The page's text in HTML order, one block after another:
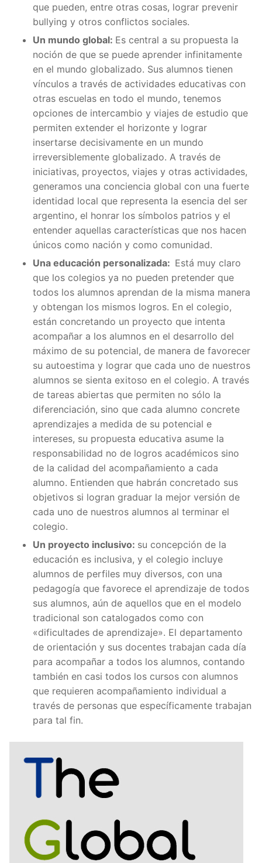
que pueden, entre otras cosas, lograr prevenir
bullying y otros conflictos sociales.
Un mundo global: Es central a su propuesta la
noción de que se puede aprender infinitamente
en el mundo globalizado. Sus alumnos tienen
vínculos a través de actividades educativas con
otras escuelas en todo el mundo, tenemos
opciones de intercambio y viajes de estudio que
permiten extender el horizonte y lograr
insertarse decisivamente en un mundo
irreversiblemente globalizado. A través de
iniciativas, proyectos, viajes y otras actividades,
generamos una conciencia global con una fuerte
identidad local que representa la esencia del ser
argentino, el honrar los símbolos patrios y el
entender aquellas características que nos hacen
únicos como nación y como comunidad.
Una educación personalizada: Está muy claro
que los colegios ya no pueden pretender que
todos los alumnos aprendan de la misma manera
y obtengan los mismos logros. En el colegio,
están concretando un proyecto que intenta
acompañar a los alumnos en el desarrollo del
máximo de su potencial, de manera de favorecer
su autoestima y lograr que cada uno de nuestros
alumnos se sienta exitoso en el colegio. A través
de tareas abiertas que permiten no sólo la
diferenciación, sino que cada alumno concrete
aprendizajes a medida de su potencial e
intereses, su propuesta educativa asume la
responsabilidad no de logros académicos sino
de la calidad del acompañamiento a cada
alumno. Entienden que habrán concretado sus
objetivos si logran graduar la mejor versión de
cada uno de nuestros alumnos al terminar el
colegio.
Un proyecto inclusivo: su concepción de la
educación es inclusiva, y el colegio incluye
alumnos de perfiles muy diversos, con una
pedagogía que favorece el aprendizaje de todos
sus alumnos, aún de aquellos que en el modelo
tradicional son catalogados como con
«dificultades de aprendizaje». El departamento
de orientación y sus docentes trabajan cada día
para acompañar a todos los alumnos, contando
también en casi todos los cursos con alumnos
que requieren acompañamiento individual a
través de personas que específicamente trabajan
para tal fin.